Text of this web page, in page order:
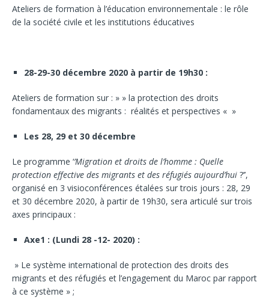
Ateliers de formation à l’éducation environnementale : le rôle
de la société civile et les institutions éducatives
28-29-30 décembre 2020 à partir de 19h30 :
Ateliers de formation sur : » » la protection des droits
fondamentaux des migrants : réalités et perspectives « »
Les 28, 29 et 30 décembre
Le programme ‘’Migration et droits de l’homme : Quelle
protection effective des migrants et des réfugiés aujourd’hui ?’’,
organisé en 3 visioconférences étalées sur trois jours : 28, 29
et 30 décembre 2020, à partir de 19h30, sera articulé sur trois
axes principaux :
Axe1 : (Lundi 28 -12- 2020) :
» Le système international de protection des droits des
migrants et des réfugiés et l’engagement du Maroc par rapport
à ce système » ;